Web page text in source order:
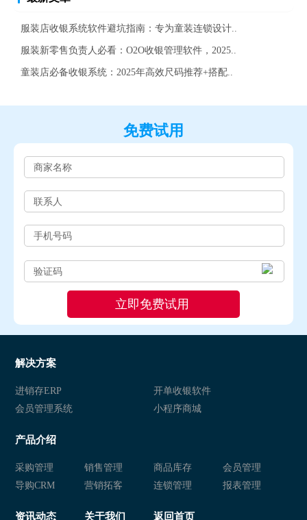
服装店收银系统软件避坑指南：专为童装连锁设计..
服装新零售负责人必看：O2O收银管理软件，2025..
童装店必备收银系统：2025年高效尺码推荐+搭配..
免费试用
解决方案
进销存ERP
开单收银软件
会员管理系统
小程序商城
产品介绍
采购管理 销售管理 商品库存
会员管理
导购CRM
营销拓客 连锁管理 报表管理
资讯动态 关于我们 返回首页